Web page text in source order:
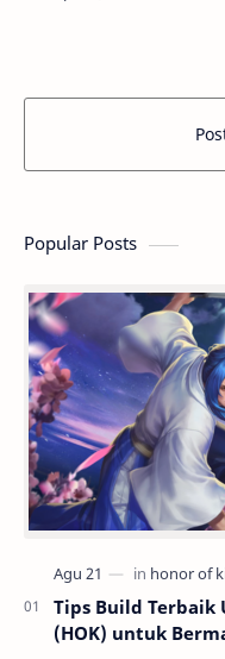
menarik jutaan pemain
Popular Posts
Tips Build Terbaik
(HOK) untuk